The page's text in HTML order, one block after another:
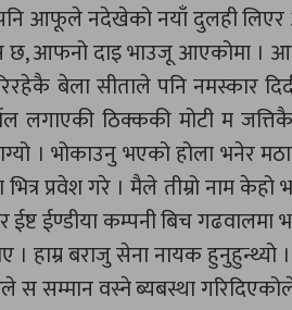
आफूले नदेखेको नयाँ दुलही लिएर
आफनो दाइ भाउजू आएकोमा ।
बेला सीताले पनि नमस्कार
लगाएकी ठिक्ककी मोटी म
। भोकाउनु भएको होला भनेर
प्रवेश गरे । मैले तीम्रो नाम केहो
ईष्ट ईण्डीया कम्पनी बिच
हाम्र बराजु सेना नायक हुनुहुन्थ्यो
स सम्मान वस्ने ब्यबस्था